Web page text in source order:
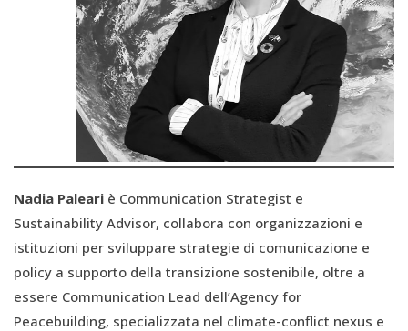
Nadia Paleari è Communication Strategist e
Sustainability Advisor, collabora con organizzazioni e
istituzioni per sviluppare strategie di comunicazione e
policy a supporto della transizione sostenibile, oltre a
essere Communication Lead dell’Agency for
Peacebuilding, specializzata nel climate-conflict nexus e